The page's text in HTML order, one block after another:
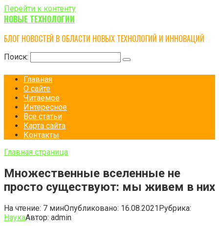
Перейти к контенту
НОВЫЕ ТЕХНОЛОГИИ
БЛОГ НОВОСТЕЙ В ОБЛАСТИ НОВЫХ ТЕХНОЛОГИЙ И ИННОВАЦИЙ
Поиск:
Главная
О сайте
Читаемое
Интересное
Все статьи
Карта сайта
Контакты
Главная страница
Множественные вселенные не
просто существуют: мы живем в них
На чтение: 7 минОпубликовано: 16.08.2021Рубрика:
НаукаАвтор: admin